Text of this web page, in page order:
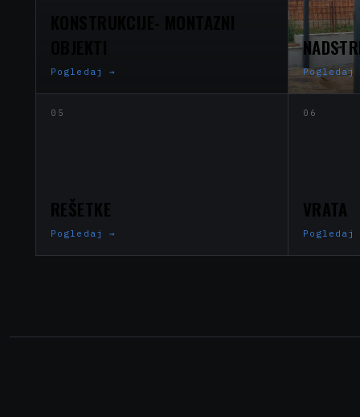
Pogledaj → Pogledaj
05
REŠETKE
Pogledaj →
06
VRATA
Pogledaj